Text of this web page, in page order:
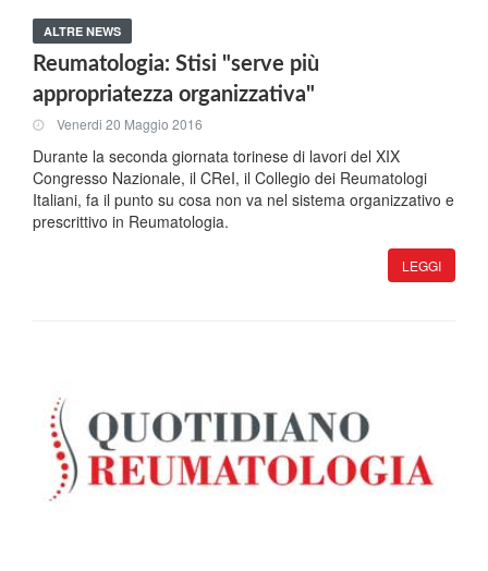
ALTRE NEWS
Reumatologia: Stisi "serve più
appropriatezza organizzativa"
Venerdi 20 Maggio 2016
Durante la seconda giornata torinese di lavori del XIX
Congresso Nazionale, il CReI, il Collegio dei Reumatologi
Italiani, fa il punto su cosa non va nel sistema organizzativo e
prescrittivo in Reumatologia.
LEGGI